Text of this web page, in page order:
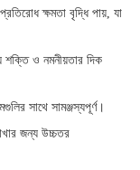
ক্ষমতা বৃদ্ধি পায়, যা
শক্তি ও নমনীয়তার দিক
সাথে সামঞ্জস্যপূর্ণ।
জন্য উচ্চতর